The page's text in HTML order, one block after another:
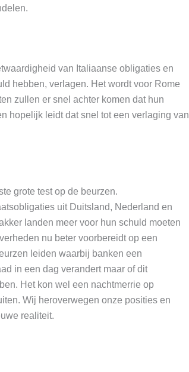
van Italiaanse obligaties en
hebben, verlagen. Het wordt voor Rome
zullen er snel achter komen dat hun
hopelijk leidt dat snel tot een verlaging van
grote test op de beurzen.
uit Duitsland, Nederland en
landen meer voor hun schuld moeten
nu beter voorbereidt op een
leiden waarbij banken een
in een dag verandert maar of dit
Het kon wel een nachtmerrie op
Wij heroverwegen onze posities en
realiteit.